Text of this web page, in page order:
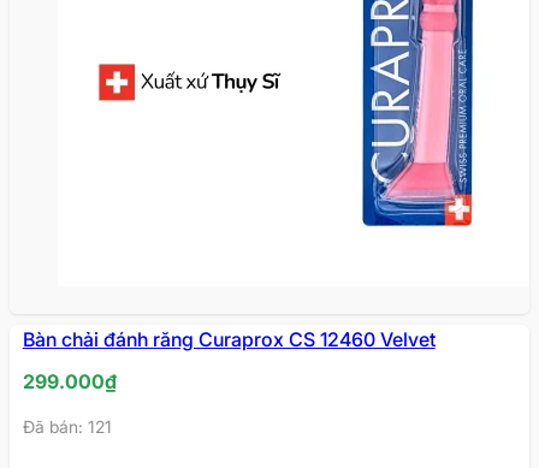
Bàn chải đánh răng Curaprox CS 12460 Velvet
299.000₫
Đã bán: 121